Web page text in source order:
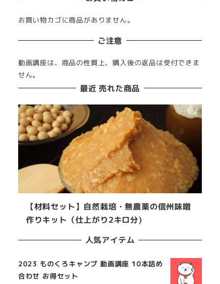
:お買い物カゴに商品がありません。
ご注意
動画講座は、商品の性質上、購入後の返品は受付できま
せん。
最近 売れた商品
【材料セット】自然栽培・無農薬の信州味噌
作りキット（仕上がり2キロ分)
人気アイテム
2023 ものくろキャンプ 動画講座 10本詰め
合わせ お得セット